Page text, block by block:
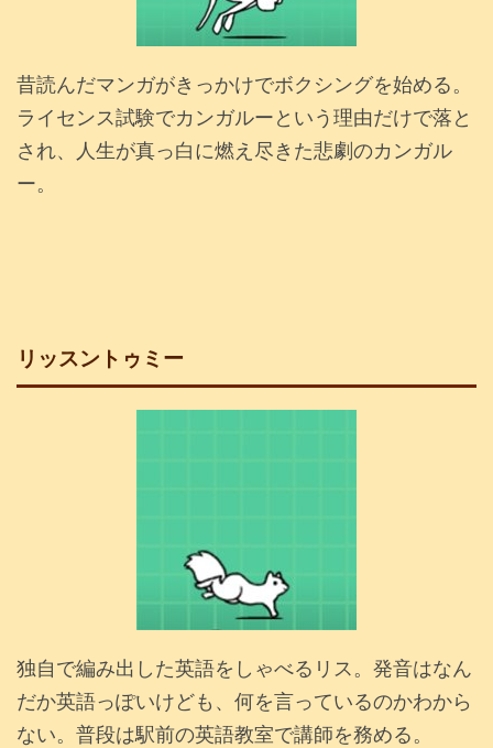
昔読んだマンガがきっかけでボクシングを始める。
ライセンス試験でカンガルーという理由だけで落と
され、人生が真っ白に燃え尽きた悲劇のカンガル
ー。
リッスントゥミー
独自で編み出した英語をしゃべるリス。発音はなん
だか英語っぽいけども、何を言っているのかわから
ない。普段は駅前の英語教室で講師を務める。